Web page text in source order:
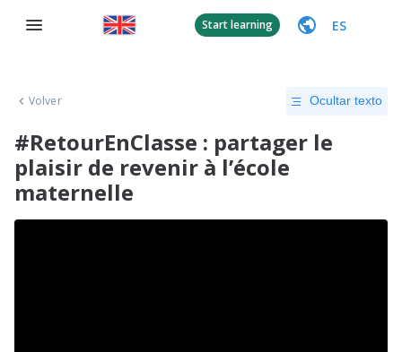
Start learning ES
Volver Ocultar texto
#RetourEnClasse : partager le
plaisir de revenir à l’école
maternelle